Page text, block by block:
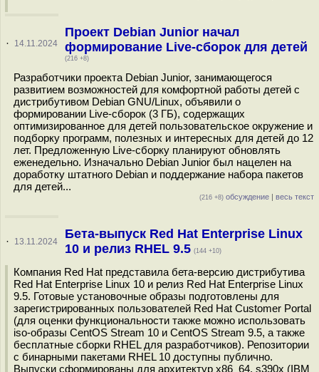
· 14.11.2024
Проект Debian Junior начал
формирование Live-сборок для детей
(216 +8)
Разработчики проекта Debian Junior, занимающегося
развитием возможностей для комфортной работы детей с
дистрибутивом Debian GNU/Linux, объявили о
формировании Live-сборок (3 ГБ), содержащих
оптимизированное для детей пользовательское окружение и
подборку программ, полезных и интересных для детей до 12
лет. Предложенную Live-сборку планируют обновлять
еженедельно. Изначально Debian Junior был нацелен на
доработку штатного Debian и поддержание набора пакетов
для детей...
(216 +8) обсуждение | весь текст
· 13.11.2024
Бета-выпуск Red Hat Enterprise Linux
10 и релиз RHEL 9.5 (144 +10)
Компания Red Hat представила бета-версию дистрибутива
Red Hat Enterprise Linux 10 и релиз Red Hat Enterprise Linux
9.5. Готовые установочные образы подготовлены для
зарегистрированных пользователей Red Hat Customer Portal
(для оценки функциональности также можно использовать
iso-образы CentOS Stream 10 и CentOS Stream 9.5, а также
бесплатные сборки RHEL для разработчиков). Репозитории
с бинарными пакетами RHEL 10 доступны публично.
Выпуски сформированы для архитектур x86_64, s390x (IBM